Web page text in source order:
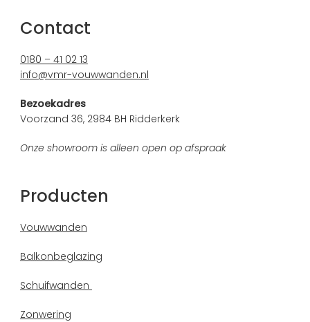
Contact
0180 – 41 02 13
info@vmr-vouwwanden.nl
Bezoekadres
Voorzand 36, 2984 BH Ridderkerk
Onze showroom is alleen open op afspraak
Producten
Vouwwanden
Balkonbeglazing
Schuifwanden
Zonwering